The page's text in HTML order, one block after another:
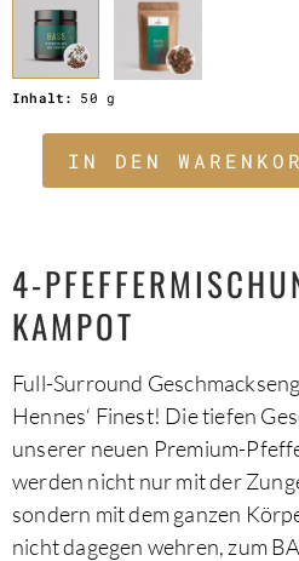
Inhalt: 50 g
IN DEN
JETZT
4-
KAMPOT
Full-Surround
Hennes‘ Finest! Die tiefen
unserer neuen Premium-
werden nicht nur mit der
sondern mit dem ganzen
nicht dagegen wehren, zum